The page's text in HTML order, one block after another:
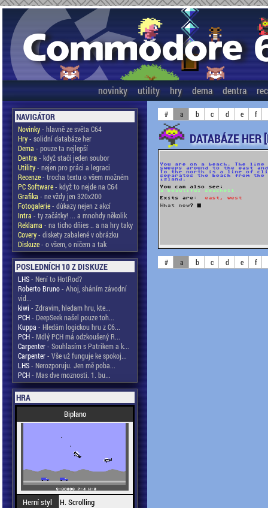
novinky utility hry dema dentra
NAVIGÁTOR
Novinky- hlavně ze světa C64
Hry- solidní databáze her
Dema - pouze ta nejlepší
Dentra - když stačí jeden soubor
Utility- nejen pro práci a legraci
Recenze- trocha textu o všem možném
PC Software- když to nejde na C64
Grafika - ne vždy jen 320x200
Fotogalerie- důkazy nejen z akcí
Intra - ty začátky! ... a mnohdy několik
Reklama - na ticho dňies .. a na hry taky
Covery- diskety zabalené v obrázku
Diskuze- o všem, o ničem a tak
POSLEDNÍCH 10 Z DISKUZE
LHS- Není to HotRod?
Roberto Bruno- Ahoj, sháním závodní
vid...
kiwi - Zdravim, hledam hru, kte...
PCH- DeepSeek našel pouze toh...
Kuppa - Hledám logickou hru z C6...
PCH- Mdlý PCH má odzkoušený R...
Carpenter- Souhlasím s Patrikem a k...
Carpenter- Vše už funguje ke spokoj...
LHS- Nerozporuju. Jen mě poba...
PCH- Mas dve moznosti. 1. bu...
HRA
Biplano
Herní styl
H. Scrolling
# a b c d e f
DATABÁZE HER
# a b c d e f